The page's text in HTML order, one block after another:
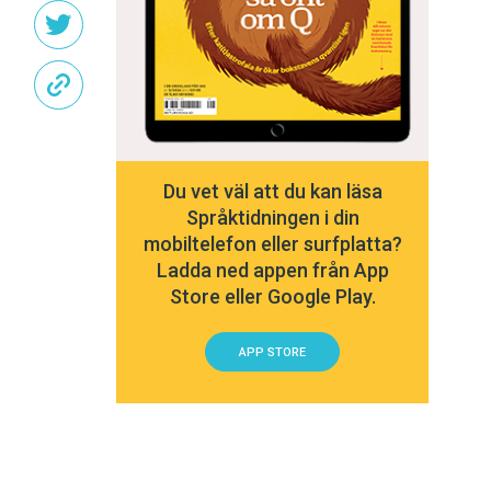
Du vet väl att du kan läsa
Språktidningen i din
mobiltelefon eller surfplatta?
Ladda ned appen från App
Store eller Google Play.
APP STORE